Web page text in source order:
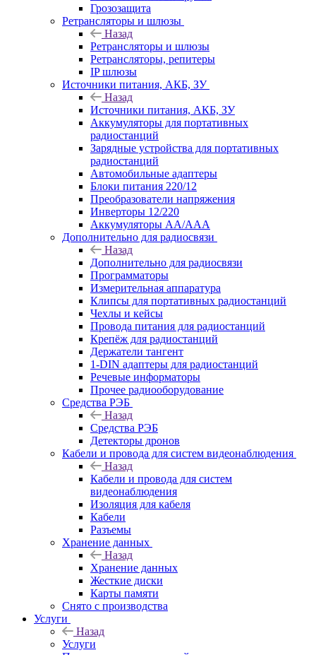
Грозозащита
Ретрансляторы и шлюзы
Назад
Ретрансляторы и шлюзы
Ретрансляторы, репитеры
IP шлюзы
Источники питания, АКБ, ЗУ
Назад
Источники питания, АКБ, ЗУ
Аккумуляторы для портативных
радиостанций
Зарядные устройства для портативных
радиостанций
Автомобильные адаптеры
Блоки питания 220/12
Преобразователи напряжения
Инверторы 12/220
Аккумуляторы АА/ААА
Дополнительно для радиосвязи
Назад
Дополнительно для радиосвязи
Программаторы
Измерительная аппаратура
Клипсы для портативных радиостанций
Чехлы и кейсы
Провода питания для радиостанций
Крепёж для радиостанций
Держатели тангент
1-DIN адаптеры для радиостанций
Речевые информаторы
Прочее радиооборудование
Средства РЭБ
Назад
Средства РЭБ
Детекторы дронов
Кабели и провода для систем видеонаблюдения
Назад
Кабели и провода для систем
видеонаблюдения
Изоляция для кабеля
Кабели
Разъемы
Хранение данных
Назад
Хранение данных
Жесткие диски
Карты памяти
Снято с производства
Услуги
Назад
Услуги